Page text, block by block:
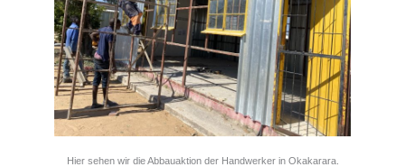
Hier sehen wir die Abbauaktion der Handwerker in Okakarara.